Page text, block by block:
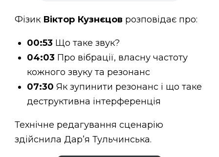
Фізик Віктор Кузнєцов розповідає про:
00:53 Що таке звук?
04:03 Про вібрації, власну частоту
кожного звуку та резонанс
07:30 Як зупинити резонанс і що таке
деструктивна інтерференція
Технічне редагування сценарію
здійснила Дар’я Тульчинська.